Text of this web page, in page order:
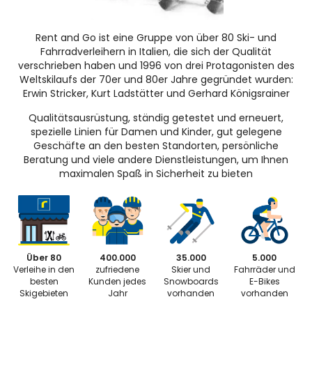
Rent and Go ist eine Gruppe von über 80 Ski- und
Fahrradverleihern in Italien, die sich der Qualität
verschrieben haben und 1996 von drei Protagonisten des
Weltskilaufs der 70er und 80er Jahre gegründet wurden:
Erwin Stricker, Kurt Ladstätter und Gerhard Königsrainer
Qualitätsausrüstung, ständig getestet und erneuert,
spezielle Linien für Damen und Kinder, gut gelegene
Geschäfte an den besten Standorten, persönliche
Beratung und viele andere Dienstleistungen, um Ihnen
maximalen Spaß in Sicherheit zu bieten
Über 80
Verleihe in den
besten
Skigebieten
400.000
zufriedene
Kunden jedes
Jahr
35.000
Skier und
Snowboards
vorhanden
5.000
Fahrräder und
E-Bikes
vorhanden